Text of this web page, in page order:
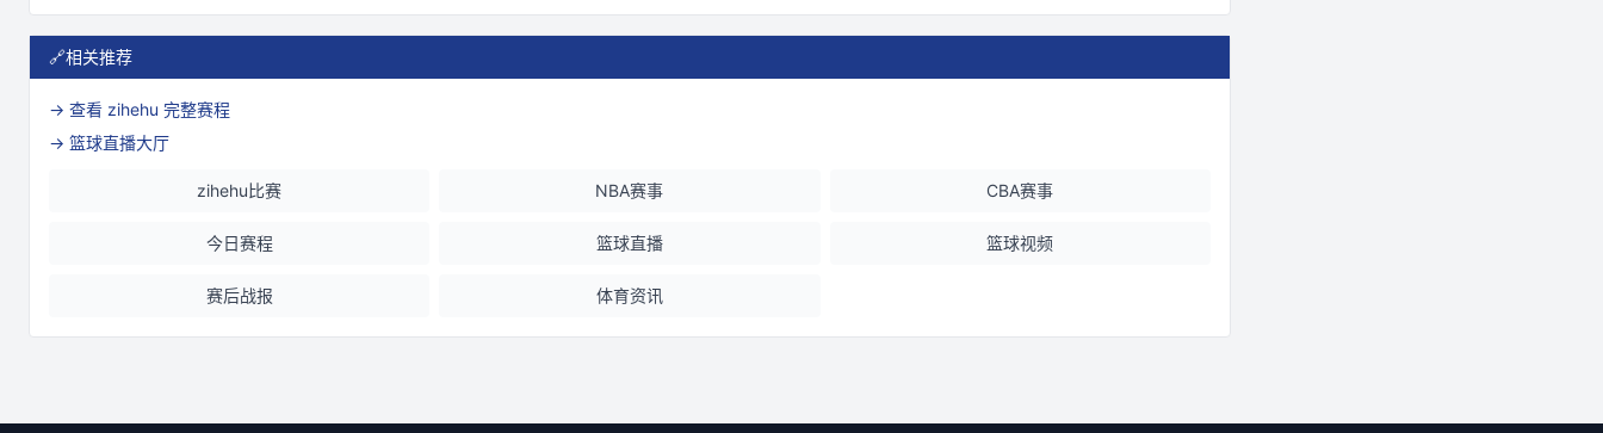
🔗相关推荐
→ 查看 zihehu 完整赛程
→ 篮球直播大厅
zihehu比赛 NBA赛事 CBA赛事
今日赛程 篮球直播 篮球视频
赛后战报 体育资讯